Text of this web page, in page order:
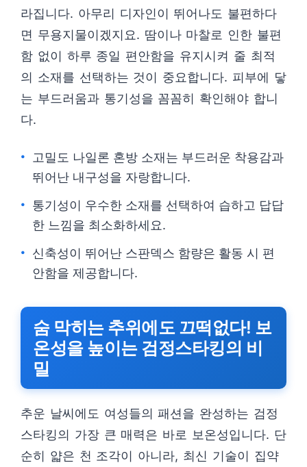
라집니다. 아무리 디자인이 뛰어나도 불편하다
면 무용지물이겠지요. 땀이나 마찰로 인한 불편
함 없이 하루 종일 편안함을 유지시켜 줄 최적
의 소재를 선택하는 것이 중요합니다. 피부에 닿
는 부드러움과 통기성을 꼼꼼히 확인해야 합니
다.
고밀도 나일론 혼방 소재는 부드러운 착용감과
뛰어난 내구성을 자랑합니다.
통기성이 우수한 소재를 선택하여 습하고 답답
한 느낌을 최소화하세요.
신축성이 뛰어난 스판덱스 함량은 활동 시 편
안함을 제공합니다.
숨 막히는 추위에도 끄떡없다! 보
온성을 높이는 검정스타킹의 비
밀
추운 날씨에도 여성들의 패션을 완성하는 검정
스타킹의 가장 큰 매력은 바로 보온성입니다. 단
순히 얇은 천 조각이 아니라, 최신 기술이 집약